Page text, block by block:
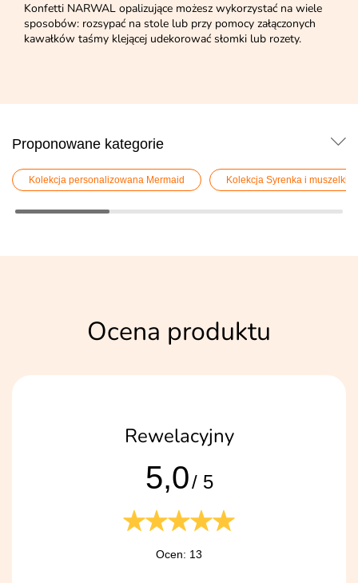
Konfetti NARWAL opalizujące możesz wykorzystać na wiele
sposobów: rozsypać na stole lub przy pomocy załączonych
kawałków taśmy klejącej udekorować słomki lub rozety.
Proponowane kategorie
Kolekcja personalizowana Mermaid Kolekcja Syrenka i muszelki
Ocena produktu
Rewelacyjny
5,0/ 5
Ocen: 13